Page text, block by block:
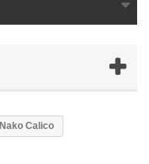
Nako Calico